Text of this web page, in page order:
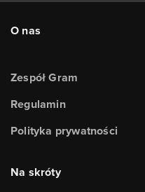
O nas
Zespół Gram
Regulamin
Polityka prywatności
Na skróty